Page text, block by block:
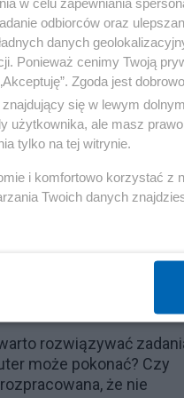
na świecie mający
Chińczykami
grać w
wieku najlepsi są
w Europie też
o odpowiedniej mocy
jest jednocześnie
na świecie.
rozwiązywać
może pokonać? Czy
że nie
odbiorców oraz
danych
Ponieważ cenimy Twoją
Zgoda jest
się w lewym
użytkownika, ale masz
tylko na tej witrynie.
i komfortowo korzystać z
Twoich danych